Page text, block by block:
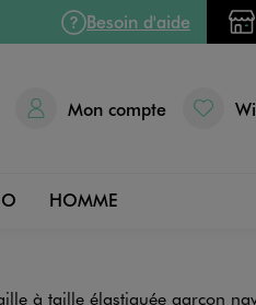
Besoin d'aide
Mon compte
HOMME
à taille élastiquée garçon